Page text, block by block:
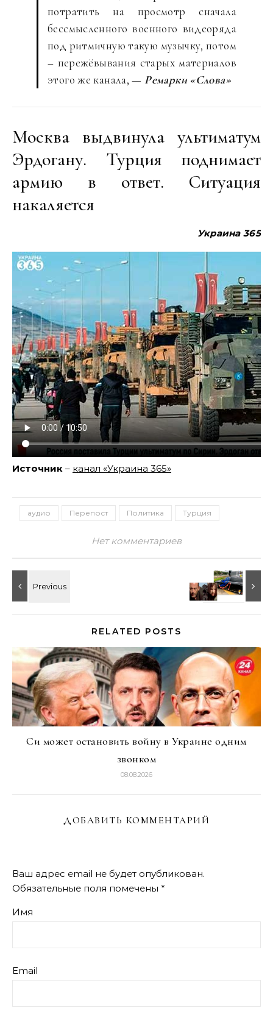
потратить на просмотр сначала
бессмысленного военного видеоряда
под ритмичную такую музычку, потом
– пережёвывания старых материалов
этого же канала, — Ремарки «Слова»
Москва выдвинула ультиматум
Эрдогану. Турция поднимает
армию в ответ. Ситуация
накаляется
Украина 365
Источник – канал «Украина 365»
аудио Перепост Политика Турция
Нет комментариев
RELATED POSTS
Си может остановить войну в Украине одним
звонком
08.08.2026
ДОБАВИТЬ КОММЕНТАРИЙ
Ваш адрес email не будет опубликован.
Обязательные поля помечены *
Имя
Email